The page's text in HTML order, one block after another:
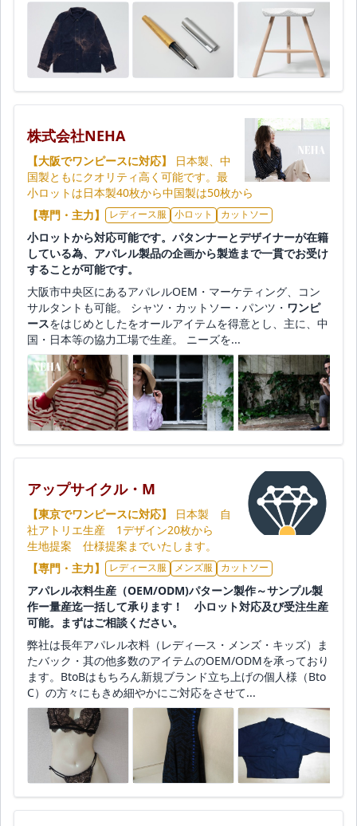
株式会社NEHA
【大阪でワンピースに対応】
日本製、中
国製ともにクオリティ高く可能です。最
小ロットは日本製40枚から中国製は50枚から
【専門・主力】
レディース服 小ロット カットソー
小ロットから対応可能です。パタンナーとデザイナーが在籍
している為、アパレル製品の企画から製造まで一貫でお受け
することが可能です。
大阪市中央区にあるアパレルOEM・マーケティング、コン
サルタントも可能。 シャツ・カットソー・パンツ・ ワンピ
ースをはじめとしたをオールアイテムを得意とし、主に、中
国・日本等の協力工場で生産。 ニーズを...
アップサイクル・M
【東京でワンピースに対応】
日本製 自
社アトリエ生産 1デザイン20枚から
生地提案 仕様提案までいたします。
【専門・主力】
レディース服 メンズ服 カットソー
アパレル衣料生産（OEM/ODM)パターン製作～サンプル製
作ー量産迄一括して承ります！ 小ロット対応及び受注生産
可能。まずはご相談ください。
弊社は長年アパレル衣料（レディ―ス・メンズ・キッズ）ま
たバック・其の他多数のアイテムのOEM/ODMを承っており
ます。BtoBはもちろん新規ブランド立ち上げの個人様（Bto
C）の方々にもきめ細やかにご対応をさせて...